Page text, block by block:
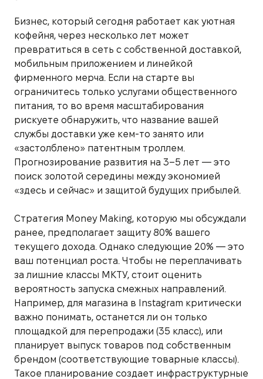
Бизнес, который сегодня работает как уютная
кофейня, через несколько лет может
превратиться в сеть с собственной доставкой,
мобильным приложением и линейкой
фирменного мерча. Если на старте вы
ограничитесь только услугами общественного
питания, то во время масштабирования
рискуете обнаружить, что название вашей
службы доставки уже кем-то занято или
«застолблено» патентным троллем.
Прогнозирование развития на 3–5 лет — это
поиск золотой середины между экономией
«здесь и сейчас» и защитой будущих прибылей.
Стратегия Money Making, которую мы обсуждали
ранее, предполагает защиту 80% вашего
текущего дохода. Однако следующие 20% — это
ваш потенциал роста. Чтобы не переплачивать
за лишние классы МКТУ, стоит оценить
вероятность запуска смежных направлений.
Например, для магазина в Instagram критически
важно понимать, останется ли он только
площадкой для перепродажи (35 класс), или
планирует выпуск товаров под собственным
брендом (соответствующие товарные классы).
Такое планирование создает инфраструктурные